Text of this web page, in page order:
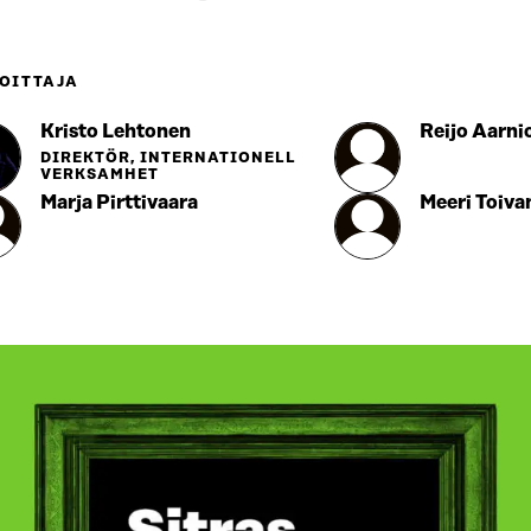
Kristo Lehtonen
DIREKTÖR, INTERNATIONELL
VERKSAMHET
Reijo
Marja Pirttivaara Meeri